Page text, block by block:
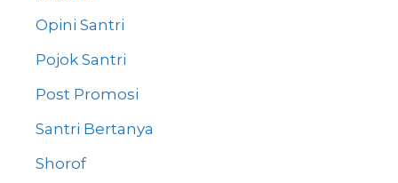
Opini Santri
Pojok Santri
Post Promosi
Santri Bertanya
Shorof